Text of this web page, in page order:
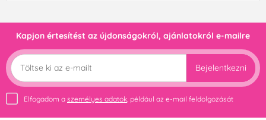
Kapjon értesítést az újdonságokról, ajánlatokról e-mailre
Bejelentkezni
Elfogadom a személyes adatok , például az e-mail feldolgozását